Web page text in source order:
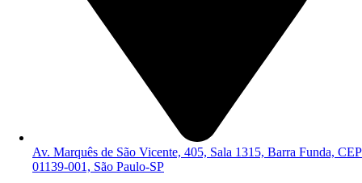
Av. Marquês de São Vicente, 405, Sala 1315, Barra Funda, CEP
01139-001, São Paulo-SP